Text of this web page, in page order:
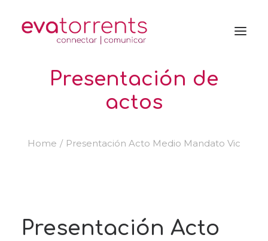
Presentación de
actos
Home Presentación Acto Medio Mandato Vic
Presentación Acto